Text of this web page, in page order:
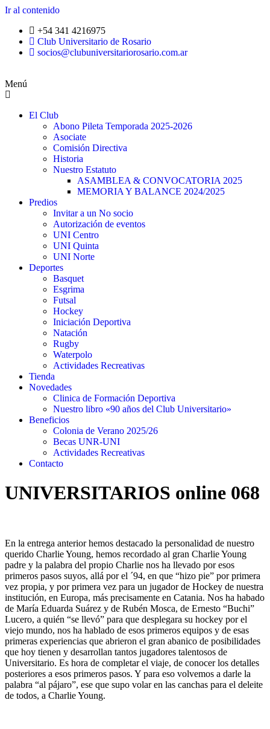
Ir al contenido
+54 341 4216975
Club Universitario de Rosario
socios@clubuniversitariorosario.com.ar
Menú
El Club
Abono Pileta Temporada 2025-2026
Asociate
Comisión Directiva
Historia
Nuestro Estatuto
ASAMBLEA & CONVOCATORIA 2025
MEMORIA Y BALANCE 2024/2025
Predios
Invitar a un No socio
Autorización de eventos
UNI Centro
UNI Quinta
UNI Norte
Deportes
Basquet
Esgrima
Futsal
Hockey
Iniciación Deportiva
Natación
Rugby
Waterpolo
Actividades Recreativas
Tienda
Novedades
Clinica de Formación Deportiva
Nuestro libro «90 años del Club Universitario»
Beneficios
Colonia de Verano 2025/26
Becas UNR-UNI
Actividades Recreativas
Contacto
UNIVERSITARIOS online 068
En la entrega anterior hemos destacado la personalidad de nuestro
querido Charlie Young, hemos recordado al gran Charlie Young
padre y la palabra del propio Charlie nos ha llevado por esos
primeros pasos suyos, allá por el ´94, en que “hizo pie” por primera
vez propia, y por primera vez para un jugador de Hockey de nuestra
institución, en Europa, más precisamente en Catania. Nos ha habado
de María Eduarda Suárez y de Rubén Mosca, de Ernesto “Buchi”
Lucero, a quién “se llevó” para que desplegara su hockey por el
viejo mundo, nos ha hablado de esos primeros equipos y de esas
primeras experiencias que abrieron el gran abanico de posibilidades
que hoy tienen y desarrollan tantos jugadores talentosos de
Universitario. Es hora de completar el viaje, de conocer los detalles
posteriores a esos primeros pasos. Y para eso volvemos a darle la
palabra “al pájaro”, ese que supo volar en las canchas para el deleite
de todos, a Charlie Young.